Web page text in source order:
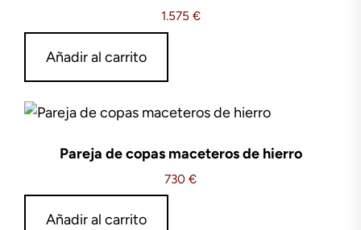
1.575 €
Añadir al carrito
Pareja de copas maceteros de hierro
730 €
Añadir al carrito